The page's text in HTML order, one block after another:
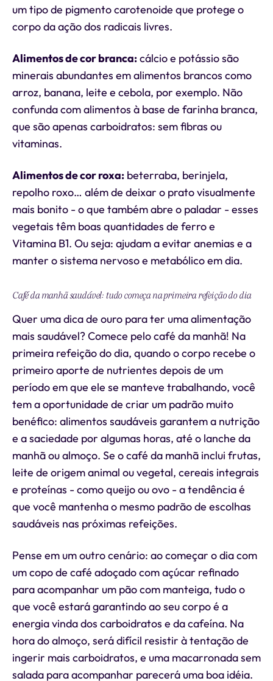
um tipo de pigmento carotenoide que protege o
corpo da ação dos radicais livres.
Alimentos de cor branca:cálcio e potássio são
minerais abundantes em alimentos brancos como
arroz, banana, leite e cebola, por exemplo. Não
confunda com alimentos à base de farinha branca,
que são apenas carboidratos: sem fibras ou
vitaminas.
Alimentos de cor roxa: beterraba, berinjela,
repolho roxo… além de deixar o prato visualmente
mais bonito - o que também abre o paladar - esses
vegetais têm boas quantidades de ferro e
Vitamina B1. Ou seja: ajudam a evitar anemias e a
manter o sistema nervoso e metabólico em dia.
Café da manhã saudável: tudo começa na primeira refeição do dia
Quer uma dica de ouro para ter uma alimentação
mais saudável? Comece pelo café da manhã! Na
primeira refeição do dia, quando o corpo recebe o
primeiro aporte de nutrientes depois de um
período em que ele se manteve trabalhando, você
tem a oportunidade de criar um padrão muito
benéfico: alimentos saudáveis garantem a nutrição
e a saciedade por algumas horas, até o lanche da
manhã ou almoço. Se o café da manhã inclui frutas,
leite de origem animal ou vegetal, cereais integrais
e proteínas - como queijo ou ovo - a tendência é
que você mantenha o mesmo padrão de escolhas
saudáveis nas próximas refeições.
Pense em um outro cenário: ao começar o dia com
um copo de café adoçado com açúcar refinado
para acompanhar um pão com manteiga, tudo o
que você estará garantindo ao seu corpo é a
energia vinda dos carboidratos e da cafeína. Na
hora do almoço, será difícil resistir à tentação de
ingerir mais carboidratos, e uma macarronada sem
salada para acompanhar parecerá uma boa idéia.